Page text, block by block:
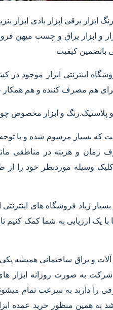
ابزار برقی ابزار بادی ابزار
و ابزار یراق و چسب میهن
باتضمین کیفیت
اینترنتی ابزار
هم مصرف کننده و هم همکار
پلاستیک.رنگ و ابزار مخصوص
که بسیار مرسوم شده و با
زمان و هزینه در مناطقی
کلیک وسیله موردنظر خود را
بسیار زیاد فروشگاه های
یک ارزیابی به شما کمک کنیم تا
و یراق ساختمانی همیشه یکی
به صورت روزانه ابزار
را دارند به سرعت تمام
به همین منظور خرید عمده